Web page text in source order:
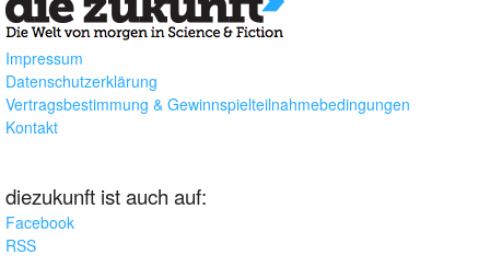
Impressum
Datenschutzerklärung
Vertragsbestimmung & Gewinnspielteilnahmebedingungen
Kontakt
diezukunft ist auch auf:
Facebook
RSS